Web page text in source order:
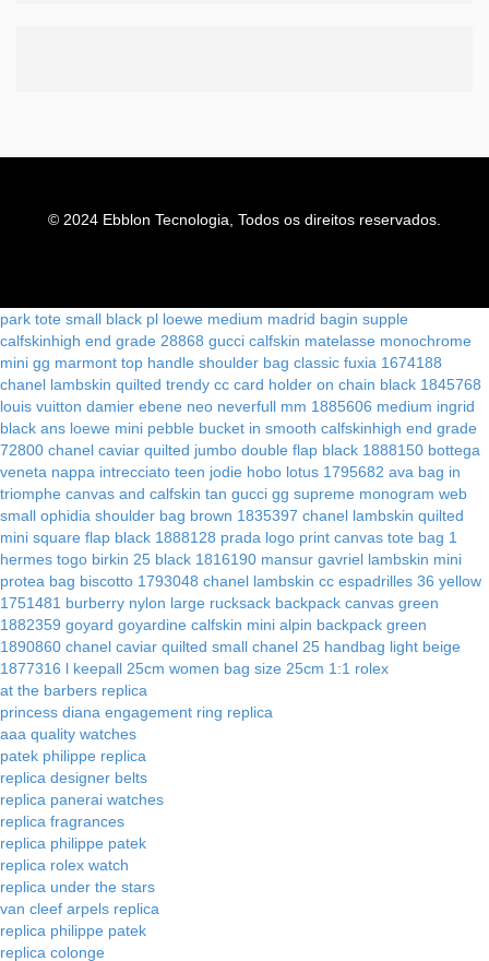
© 2024 Ebblon Tecnologia, Todos os direitos reservados.
park tote small black pl loewe medium madrid bagin supple
calfskinhigh end grade 28868 gucci calfskin matelasse monochrome
mini gg marmont top handle shoulder bag classic fuxia 1674188
chanel lambskin quilted trendy cc card holder on chain black 1845768
louis vuitton damier ebene neo neverfull mm 1885606 medium ingrid
black ans loewe mini pebble bucket in smooth calfskinhigh end grade
72800 chanel caviar quilted jumbo double flap black 1888150 bottega
veneta nappa intrecciato teen jodie hobo lotus 1795682 ava bag in
triomphe canvas and calfskin tan gucci gg supreme monogram web
small ophidia shoulder bag brown 1835397 chanel lambskin quilted
mini square flap black 1888128 prada logo print canvas tote bag 1
hermes togo birkin 25 black 1816190 mansur gavriel lambskin mini
protea bag biscotto 1793048 chanel lambskin cc espadrilles 36 yellow
1751481 burberry nylon large rucksack backpack canvas green
1882359 goyard goyardine calfskin mini alpin backpack green
1890860 chanel caviar quilted small chanel 25 handbag light beige
1877316 l keepall 25cm women bag size 25cm 1:1 rolex
at the barbers replica
princess diana engagement ring replica
aaa quality watches
patek philippe replica
replica designer belts
replica panerai watches
replica fragrances
replica philippe patek
replica rolex watch
replica under the stars
van cleef arpels replica
replica philippe patek
replica colonge